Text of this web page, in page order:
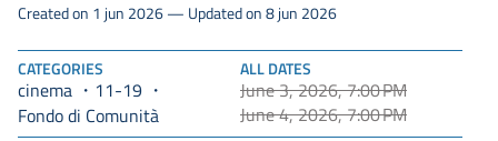
CATEGORIES
cinema
11-19
Fondo di Comunità
ALL DATES
June 3, 2026, 7:00 PM
June 4, 2026, 7:00 PM
Created on 1 jun 2026 — Updated on 8 jun 2026